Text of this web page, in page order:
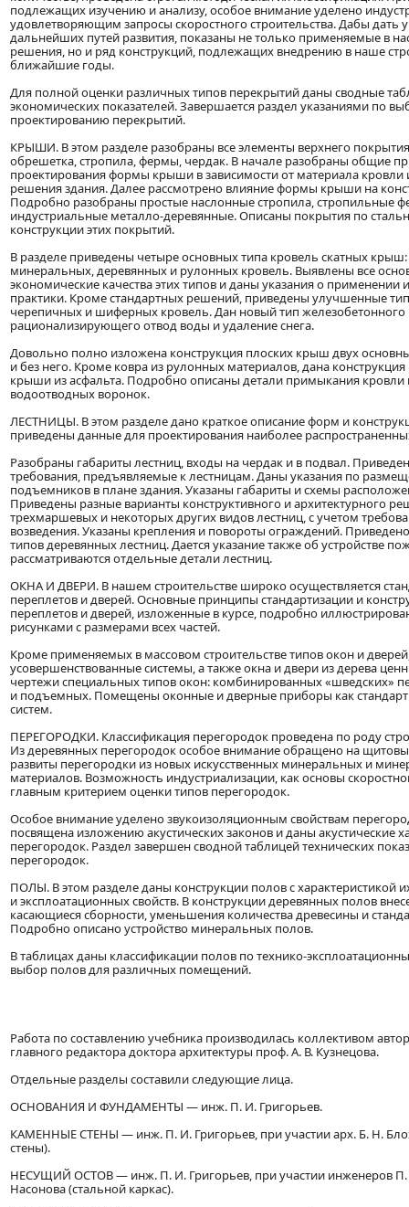
подлежащих изучению и анализу, особое внимание уделено
удовлетворяющим запросы скоростного строительства. Дабы дать
дальнейших путей развития, показаны не только применяемые в
решения, но и ряд конструкций, подлежащих внедрению в наше
ближайшие годы.
Для полной оценки различных типов перекрытий даны сводные
экономических показателей. Завершается раздел указаниями по
проектированию перекрытий.
КРЫШИ. В этом разделе разобраны все элементы верхнего
обрешетка, стропила, фермы, чердак. В начале разобраны общие
проектирования формы крыши в зависимости от материала кровли
решения здания. Далее рассмотрено влияние формы крыши на
Подробно разобраны простые наслонные стропила, стропильные
индустриальные металло-деревянные. Описаны покрытия по
конструкции этих покрытий.
В разделе приведены четыре основных типа кровель скатных
минеральных, деревянных и рулонных кровель. Выявлены все
экономические качества этих типов и даны указания о применении
практики. Кроме стандартных решений, приведены улучшенные
черепичных и шиферных кровель. Дан новый тип железобетонного
рационализирующего отвод воды и удаление снега.
Довольно полно изложена конструкция плоских крыш двух
и без него. Кроме ковра из рулонных материалов, дана
крыши из асфальта. Подробно описаны детали примыкания кровли
водоотводных воронок.
ЛЕСТНИЦЫ. В этом разделе дано краткое описание форм и
приведены данные для проектирования наиболее
Разобраны габариты лестниц, входы на чердак и в подвал.
требования, предъявляемые к лестницам. Даны указания по
подъемников в плане здания. Указаны габариты и схемы
Приведены разные варианты конструктивного и архитектурного
трехмаршевых и некоторых других видов лестниц, с учетом
возведения. Указаны крепления и повороты ограждений.
типов деревянных лестниц. Дается указание также об устройстве
рассматриваются отдельные детали лестниц.
ОКНА И ДВЕРИ. В нашем строительстве широко осуществляется
переплетов и дверей. Основные принципы стандартизации и
переплетов и дверей, изложенные в курсе, подробно
рисунками с размерами всех частей.
Кроме применяемых в массовом строительстве типов окон и
усовершенствованные системы, а также окна и двери из дерева
чертежи специальных типов окон: комбинированных «шведских»
и подъемных. Помещены оконные и дверные приборы как
систем.
ПЕРЕГОРОДКИ. Классификация перегородок проведена по роду
Из деревянных перегородок особое внимание обращено на
развиты перегородки из новых искусственных минеральных и
материалов. Возможность индустриализации, как основы
главным критерием оценки типов перегородок.
Особое внимание уделено звукоизоляционным свойствам
посвящена изложению акустических законов и даны акустические
перегородок. Раздел завершен сводной таблицей технических
перегородок.
ПОЛЫ. В этом разделе даны конструкции полов с характеристикой
и эксплоатационных свойств. В конструкции деревянных полов
касающиеся сборности, уменьшения количества древесины и
Подробно описано устройство минеральных полов.
В таблицах даны классификации полов по технико-
выбор полов для различных помещений.
Работа по составлению учебника производилась коллективом
главного редактора доктора архитектуры проф. А. В. Кузнецова.
Отдельные разделы составили следующие лица.
ОСНОВАНИЯ И ФУНДАМЕНТЫ — инж. П. И. Григорьев.
КАМЕННЫЕ СТЕНЫ — инж. П. И. Григорьев, при участии арх. Б. Н.
стены).
НЕСУЩИЙ ОСТОВ — инж. П. И. Григорьев, при участии инженеров П.
Насонова (стальной каркас).